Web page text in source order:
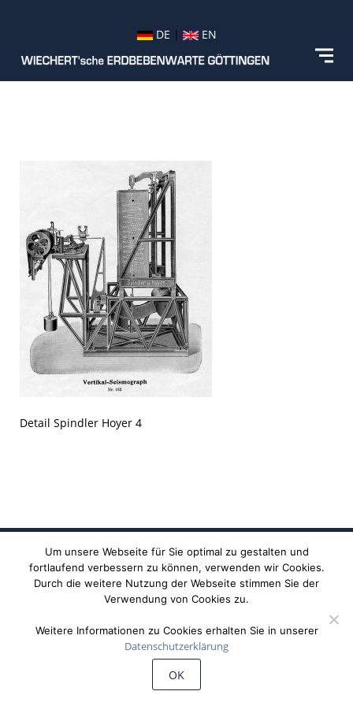
DE | EN
Detail Spindler Hoyer 4
Wiechert'sche Erdbebenwarte Göttingen
Um unsere Webseite für Sie optimal zu gestalten und
fortlaufend verbessern zu können, verwenden wir Cookies.
Durch die weitere Nutzung der Webseite stimmen Sie der
Verwendung von Cookies zu.
Weitere Informationen zu Cookies erhalten Sie in unserer
Datenschutzerklärung
OK